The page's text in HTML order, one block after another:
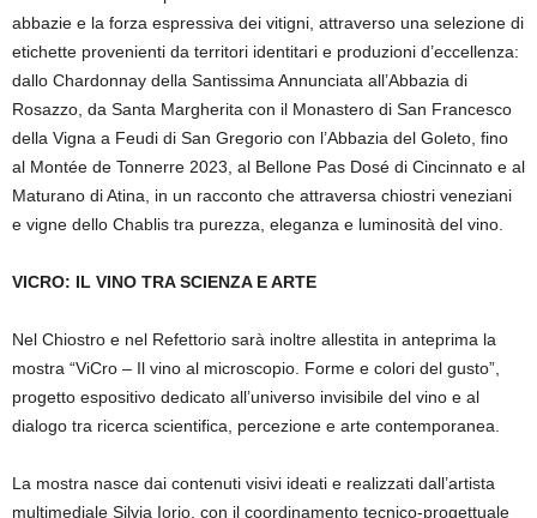
abbazie e la forza espressiva dei vitigni, attraverso una selezione di
etichette provenienti da territori identitari e produzioni d’eccellenza:
dallo Chardonnay della Santissima Annunciata all’Abbazia di
Rosazzo, da Santa Margherita con il Monastero di San Francesco
della Vigna a Feudi di San Gregorio con l’Abbazia del Goleto, fino
al Montée de Tonnerre 2023, al Bellone Pas Dosé di Cincinnato e al
Maturano di Atina, in un racconto che attraversa chiostri veneziani
e vigne dello Chablis tra purezza, eleganza e luminosità del vino.
VICRO: IL VINO TRA SCIENZA E ARTE
Nel Chiostro e nel Refettorio sarà inoltre allestita in anteprima la
mostra “ViCro – Il vino al microscopio. Forme e colori del gusto”,
progetto espositivo dedicato all’universo invisibile del vino e al
dialogo tra ricerca scientifica, percezione e arte contemporanea.
La mostra nasce dai contenuti visivi ideati e realizzati dall’artista
multimediale Silvia Iorio, con il coordinamento tecnico-progettuale